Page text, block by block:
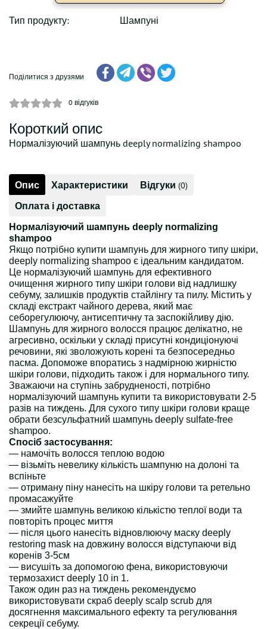
Тип продукту: Шампуні
Поділитися з друзями
0 відгуків
Короткий опис
Нормалізуючий шампунь deeply normalizing shampoo
Опис Характеристики Відгуки (0)
Оплата і доставка
Нормалізуючий шампунь deeply normalizing
shampoo
Якщо потрібно купити шампунь для жирного типу шкіри,
deeply normalizing shampoo є ідеальним кандидатом.
Це нормалізуючий шампунь для ефективного
очищення жирного типу шкіри голови від надлишку
себуму, залишків продуктів стайлінгу та пилу. Містить у
складі екстракт чайного дерева, який має
себорегулюючу, антисептичну та заспокійливу дію.
Шампунь для жирного волосся працює делікатно, не
агресивно, оскільки у складі присутні кондиціонуючі
речовини, які зволожують корені та безпосередньо
пасма. Допоможе впоратись з надмірною жирністю
шкіри голови, підходить також і для нормального типу.
Зважаючи на ступінь забрудненості, потрібно
нормалізуючий шампунь купити та використовувати 2-5
разів на тиждень. Для сухого типу шкіри голови краще
обрати безсульфатний шампунь deeply sulfate-free
shampoo.
Спосіб застосування:
— намочіть волосся теплою водою
— візьміть невелику кількість шампуню на долоні та
вспіньте
— отриману піну нанесіть на шкіру голови та ретельно
промасажуйте
— змийте шампунь великою кількістю теплої води та
повторіть процес миття
— після цього нанесіть відновлюючу маску deeply
restoring mask на довжину волосся відступаючи від
коренів 3-5см
— висушіть за допомогою фена, використовуючи
термозахист deeply 10 in 1.
Також один раз на тиждень рекомендуємо
використовувати скраб deeply scalp scrub для
досягнення максимального ефекту та регулювання
секреції себуму.